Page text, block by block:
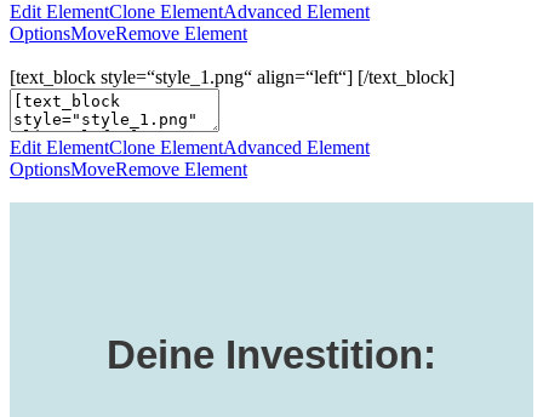
Edit ElementClone ElementAdvanced Element
OptionsMoveRemove Element
[text_block style=“style_1.png“ align=“left“] [/text_block]
Edit ElementClone ElementAdvanced Element
OptionsMoveRemove Element
Deine Investition: